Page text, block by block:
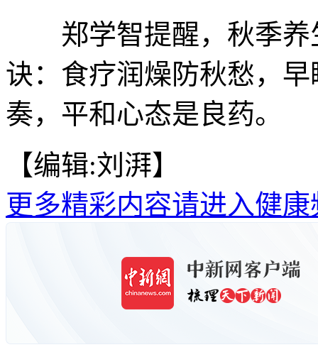
郑学智提醒，秋季养
诀：食疗润燥防秋愁，
奏，平和心态是良药。
【编辑:刘湃】
更多精彩内容请进入健康